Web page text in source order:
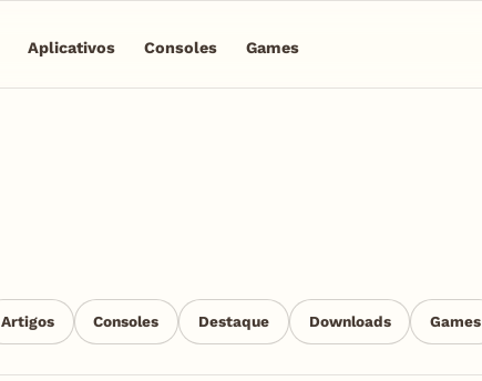
Aplicativos Consoles Games
Artigos Consoles Destaque Downloads Games